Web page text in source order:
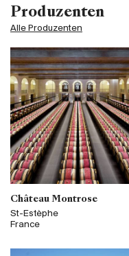
Produzenten
Alle Produzenten
Château Montrose
St-Estèphe
France